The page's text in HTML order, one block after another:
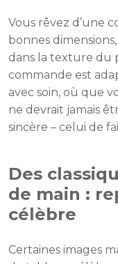
Vous rêvez d’une
bonnes
dans la texture du
commande est
avec soin, où que
ne devrait jamais
sincère – celui de
Des
de main :
célèbre
Certaines images